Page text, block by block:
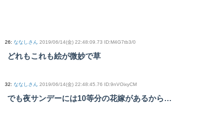
26: ななしさん 2019/06/14(金) 22:48:09.73 ID:M4G7tb3/0
どれもこれも絵が微妙で草
32: ななしさん 2019/06/14(金) 22:48:45.76 ID:9nVOixyCM
でも夜サンデーには10等分の花嫁があるから…